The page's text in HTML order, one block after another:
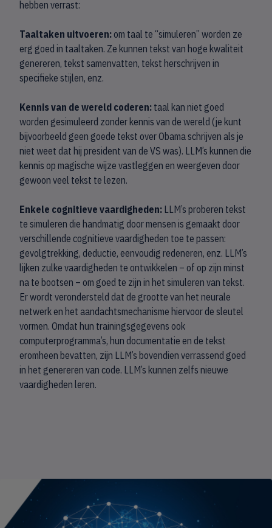
hebben verrast:
Taaltaken uitvoeren:om taal te “simuleren” worden ze
erg goed in taaltaken. Ze kunnen tekst van hoge kwaliteit
genereren, tekst samenvatten, tekst herschrijven in
specifieke stijlen, enz.
Kennis van de wereld coderen: taal kan niet goed
worden gesimuleerd zonder kennis van de wereld (je kunt
bijvoorbeeld geen goede tekst over Obama schrijven als je
niet weet dat hij president van de VS was). LLM’s kunnen die
kennis op magische wijze vastleggen en weergeven door
gewoon veel tekst te lezen.
Enkele cognitieve vaardigheden: LLM’s proberen tekst
te simuleren die handmatig door mensen is gemaakt door
verschillende cognitieve vaardigheden toe te passen:
gevolgtrekking, deductie, eenvoudig redeneren, enz. LLM’s
lijken zulke vaardigheden te ontwikkelen – of op zijn minst
na te bootsen – om goed te zijn in het simuleren van tekst.
Er wordt verondersteld dat de grootte van het neurale
netwerk en het aandachtsmechanisme hiervoor de sleutel
vormen. Omdat hun trainingsgegevens ook
computerprogramma’s, hun documentatie en de tekst
eromheen bevatten, zijn LLM’s bovendien verrassend goed
in het genereren van code. LLM’s kunnen zelfs nieuwe
vaardigheden leren.